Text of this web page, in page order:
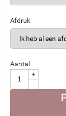
Afdruk
Aantal
+
-